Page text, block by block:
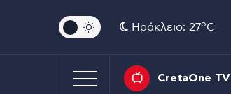
Ηράκλειο: 27oC
CretaOne TV